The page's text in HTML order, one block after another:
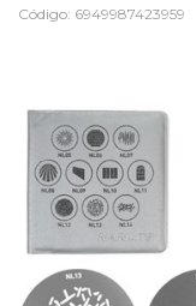
Código: 6949987423959